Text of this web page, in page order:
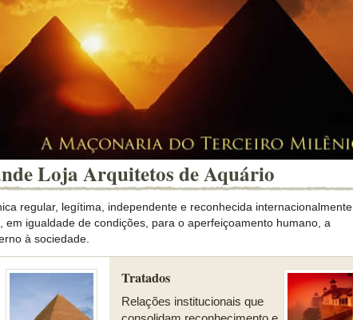
Loja Arquitetos de Aquário
regular, legítima, independente e reconhecida internacionalmente.
em igualdade de condições, para o aperfeiçoamento humano, a
à sociedade.
Tratados
Relações institucionais que